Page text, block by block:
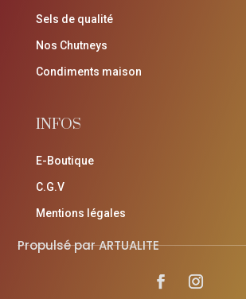
Sels de qualité
Nos Chutneys
Condiments maison
INFOS
E-Boutique
C.G.V
Mentions légales
Propulsé par ARTUALITE